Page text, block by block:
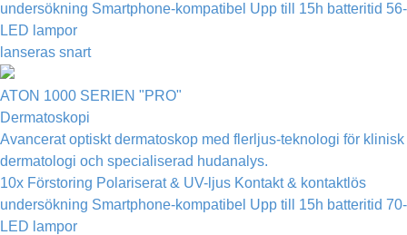
undersökning Smartphone-kompatibel Upp till 15h batteritid 56-
LED lampor
lanseras snart
ATON 1000 SERIEN "PRO"
Dermatoskopi
Avancerat optiskt dermatoskop med flerljus-teknologi för klinisk
dermatologi och specialiserad hudanalys.
10x Förstoring Polariserat & UV-ljus Kontakt & kontaktlös
undersökning Smartphone-kompatibel Upp till 15h batteritid 70-
LED lampor